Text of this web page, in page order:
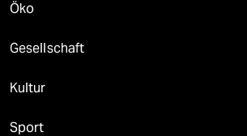
Öko
Gesellschaft
Kultur
Sport